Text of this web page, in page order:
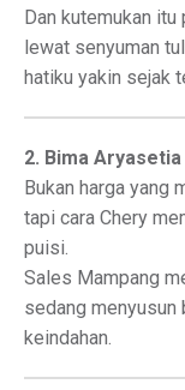
Dan kutemukan
lewat senyuman
hatiku yakin sejak
2. Bima Aryasetia
Bukan harga yang
tapi cara Chery
puisi.
Sales Mampang
sedang
keindahan.